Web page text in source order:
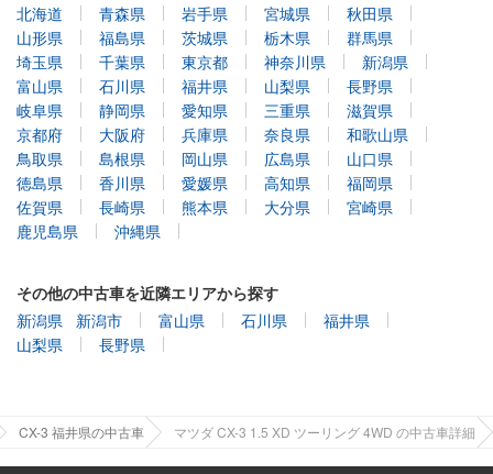
北海道
青森県 岩手県 宮城県
秋田県
山形県
福島県 茨城県 栃木県
群馬県
埼玉県
千葉県 東京都 神奈川県
新潟県
富山県
石川県 福井県 山梨県
長野県
岐阜県
静岡県 愛知県 三重県
滋賀県
京都府
大阪府 兵庫県 奈良県
和歌山県
鳥取県
島根県 岡山県 広島県
山口県
徳島県
香川県 愛媛県 高知県
福岡県
佐賀県
長崎県 熊本県 大分県
宮崎県
鹿児島県
沖縄県
その他の中古車を近隣エリアから探す
新潟県
新潟市 富山県 石川県
福井県
山梨県
長野県
CX-3 福井県の中古車 マツダ CX-3 1.5 XD ツーリング 4WD の中古車詳細